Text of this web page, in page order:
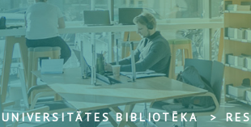
BIBLIOTĒKA